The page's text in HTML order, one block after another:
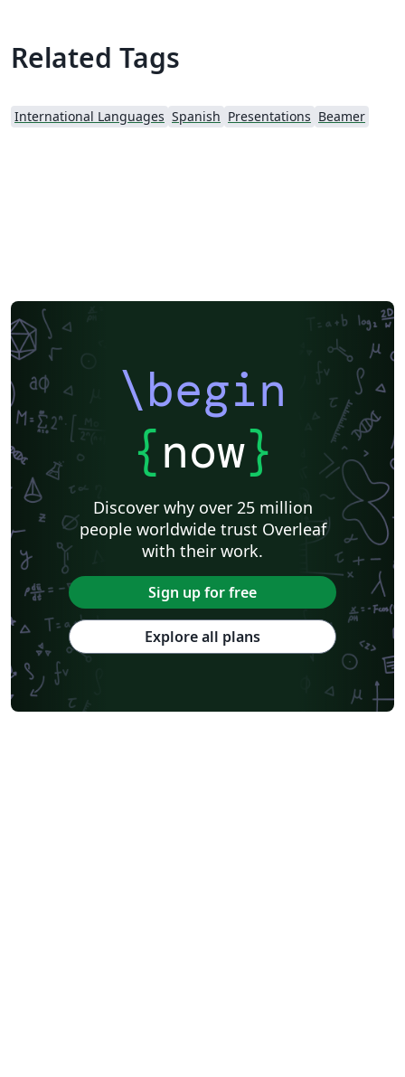
Related Tags
International Languages Spanish Presentations Beamer
\begin
{now}
Discover why over 25 million
people worldwide trust Overleaf
with their work.
Sign up for free
Explore all plans